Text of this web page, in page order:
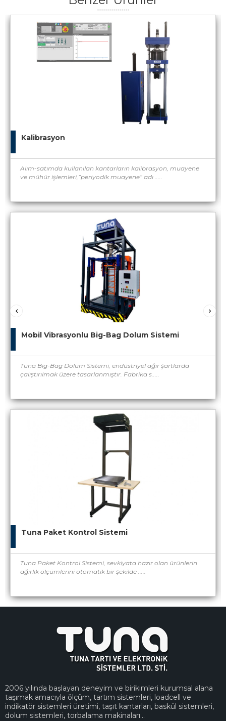
Kalibrasyon
Alım-satımda kullanılan kantarların kalibrasyon, muayene
ve mühür işlemleri,”periyodik muayene” adı .....
Mobil Vibrasyonlu Big-Bag Dolum Sistemi
Tuna Big-Bag Dolum Sistemi, endüstriyel ağır şartlarda
çalıştırılmak üzere tasarlanmıştır. Fabrika s.....
Tuna Paket Kontrol Sistemi
Tuna Paket Kontrol Sistemi, sevkiyata hazır olan ürünlerin
ağırlık ölçümlerini otomatik bir şekilde .....
2006 yılında başlayan deneyim ve birikimleri kurumsal alana
taşımak amacıyla ölçüm, tartım sistemleri, loadcell ve
indikatör sistemleri üretimi, taşıt kantarları, baskül sistemleri,
dolum sistemleri, torbalama makinaları...